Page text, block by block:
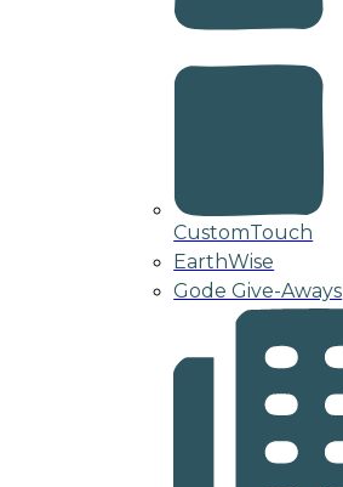
CustomTouch
EarthWise
Gode Give-Aways